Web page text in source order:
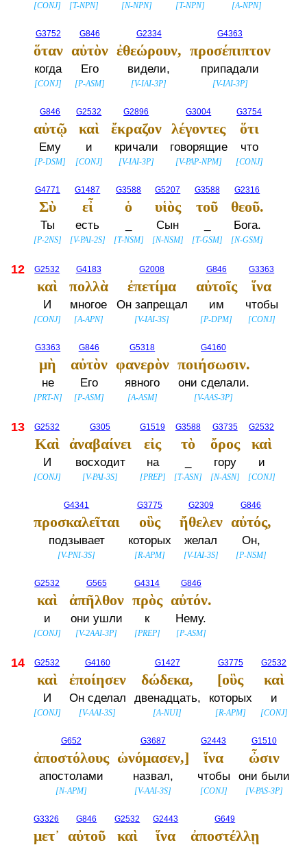
[CONJ] [T-NPN] [N-NPN] [T-NPN] [A-NPN]
G3752
ὅταν
когда
[CONJ]
G846
αὐτὸν
Его
[P-ASM]
G2334
ἐθεώρουν,
видели,
[V-IAI-3P]
G4363
προσέπιπτον
припадали
[V-IAI-3P]
G846
αὐτῷ
Ему
[P-DSM]
G2532
καὶ
и
[CONJ]
G2896
ἔκραζον
кричали
[V-IAI-3P]
G3004
λέγοντες
говорящие
[V-PAP-NPM]
G3754
ὅτι
что
[CONJ]
G4771
Σὺ
Ты
[P-2NS]
G1487
εἶ
есть
[V-PAI-2S]
G3588
ὁ
[T-NSM]
G5207
υἱὸς
Сын
[N-NSM]
G3588
τοῦ
[T-GSM]
G2316
θεοῦ.
Бога.
[N-GSM]
12 G2532
καὶ
И
[CONJ]
G4183
πολλὰ
многое
[A-APN]
G2008
ἐπετίμα
Он запрещал
[V-IAI-3S]
G846
αὐτοῖς
им
[P-DPM]
G3363
ἵνα
чтобы
[CONJ]
G3363
μὴ
не
[PRT-N]
G846
αὐτὸν
Его
[P-ASM]
G5318
φανερὸν
явного
[A-ASM]
G4160
ποιήσωσιν.
они сделали.
[V-AAS-3P]
13 G2532
Καὶ
И
[CONJ]
G305
ἀναβαίνει
восходит
[V-PAI-3S]
G1519
εἰς
на
[PREP]
G3588
τὸ
[T-ASN]
G3735
ὄρος
гору
[N-ASN]
G2532
καὶ
и
[CONJ]
G4341
προσκαλεῖται
подзывает
[V-PNI-3S]
G3775
οὓς
которых
[R-APM]
G2309
ἤθελεν
желал
[V-IAI-3S]
G846
αὐτός,
Он,
[P-NSM]
G2532
καὶ
и
[CONJ]
G565
ἀπῆλθον
они ушли
[V-2AAI-3P]
G4314
πρὸς
к
[PREP]
G846
αὐτόν.
Нему.
[P-ASM]
14 G2532
καὶ
И
[CONJ]
G4160
ἐποίησεν
Он сделал
[V-AAI-3S]
G1427
δώδεκα,
двенадцать,
[A-NUI]
G3775
[οὓς
которых
[R-APM]
G2532
καὶ
и
[CONJ]
G652
ἀποστόλους
апостолами
[N-APM]
G3687
ὠνόμασεν,]
назвал,
[V-AAI-3S]
G2443
ἵνα
чтобы
[CONJ]
G1510
ὦσιν
они были
[V-PAS-3P]
G3326
μετ᾽
G846
αὐτοῦ
G2532
καὶ
G2443
ἵνα
G649
ἀποστέλλῃ